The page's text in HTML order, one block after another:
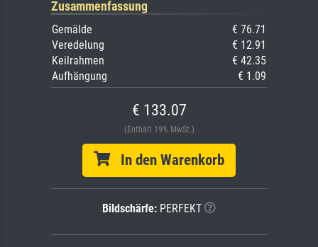
Zusammenfassung
Gemälde
€ 76.71
Veredelung
€ 12.91
Keilrahmen
€ 42.35
Aufhängung
€ 1.09
€ 133.07
(Enthält 19% MwSt.)
In den Warenkorb
Bildschärfe: PERFEKT